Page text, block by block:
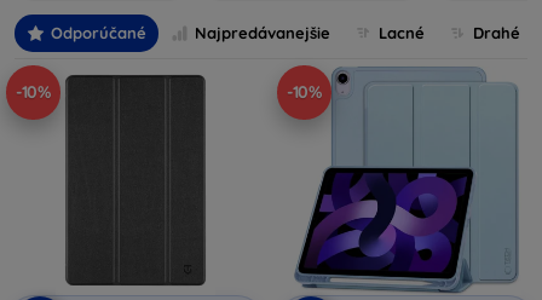
našli ten pravý doplnok pre vaše zariadenie. Naše púzdra a
kryty sú nielen praktické, ale aj módne, takže sa stanú
neoddeliteľnou súčasťou vášho každodenného outfitu. Pre
milovníkov technológií alebo tých, ktorí chcú len ochrániť
svoju investíciu, sme tu práve pre vás.
Odporúčané Najpredávanejšie Lacné Drahé
-10% -10%